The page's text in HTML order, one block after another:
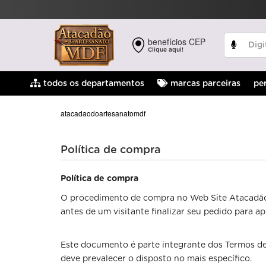
benefícios CEP
Clique aqui!
todos os departamentos marcas parceiras
atacadaodoartesanatomdf
Política de compra
Política de compra
O procedimento de compra no Web Site
antes de um visitante finalizar seu pedido para
Este documento é parte integrante dos Termos
deve prevalecer o disposto no mais específico.